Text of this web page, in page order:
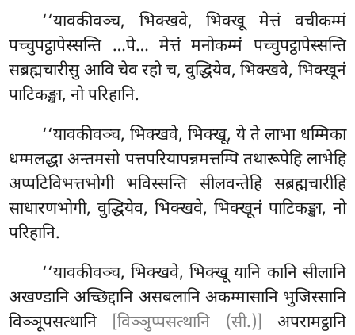
‘‘यावकीवञ्च, भिक्खवे, भिक्खू मेत्तं वचीकम्मं
पच्चुपट्ठापेस्सन्ति …पे… मेत्तं मनोकम्मं पच्चुपट्ठापेस्सन्ति
सब्रह्मचारीसु आवि चेव रहो च, वुद्धियेव, भिक्खवे, भिक्खूनं
पाटिकङ्खा, नो परिहानि.
‘‘यावकीवञ्च, भिक्खवे, भिक्खू, ये ते लाभा धम्मिका
धम्मलद्धा अन्तमसो पत्तपरियापन्नमत्तम्पि तथारूपेहि लाभेहि
अप्पटिविभत्तभोगी भविस्सन्ति सीलवन्तेहि सब्रह्मचारीहि
साधारणभोगी, वुद्धियेव, भिक्खवे, भिक्खूनं पाटिकङ्खा, नो
परिहानि.
‘‘यावकीवञ्च, भिक्खवे, भिक्खू यानि कानि सीलानि
अखण्डानि अच्छिद्दानि असबलानि अकम्मासानि भुजिस्सानि
विञ्ञूपसत्थानि
[विञ्ञुप्पसत्थानि (सी.)] अपरामट्ठानि